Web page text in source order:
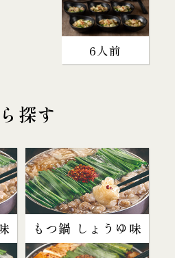
6人前
探す
もつ鍋 しょうゆ味